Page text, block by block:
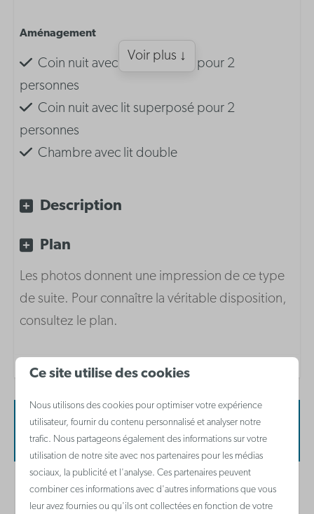
Aménagement
Coin nuit avec lit superposé pour 2
personnes
Coin nuit avec lit superposé pour 2
personnes
Chambre avec lit double
Climatisation
TV
Wi-Fi gratuit
Cuisine
Inventaire de la cuisine
Cafetière à filtre
Four micro-ondes combiné
Micro-ondes
Réfrigérateur avec compartiment congélateur
Voir plus ↓
Description
Plan
Les photos donnent une impression de ce type
de suite. Pour connaître la véritable disposition,
consultez le plan.
Disponibilité et prix
2 personnes
Ce site utilise des cookies
Nous utilisons des cookies pour optimiser votre expérience
utilisateur, fournir du contenu personnalisé et analyser notre
trafic. Nous partageons également des informations sur votre
utilisation de notre site avec nos partenaires pour les médias
sociaux, la publicité et l'analyse. Ces partenaires peuvent
combiner ces informations avec d'autres informations que vous
leur avez fournies ou qu'ils ont collectées en fonction de votre